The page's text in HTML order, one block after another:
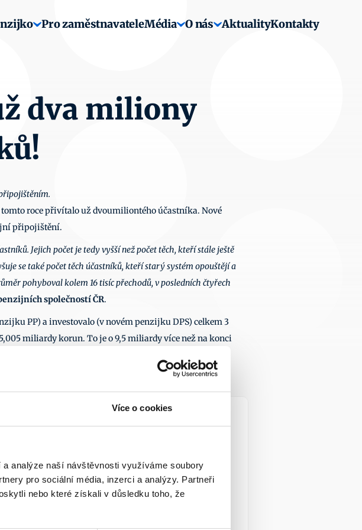
Více o cookies
analýze naší návštěvnosti využíváme soubory
pro sociální média, inzerci a analýzy. Partneři
nebo které získali v důsledku toho, že
Pro zaměstnavateleMédia O nás AktualityKontakty
dva miliony
roce přivítalo už dvoumiliontého účastníka. Nové
připojištění.
Jejich počet je tedy vyšší než počet těch, kteří stále ještě
se také počet těch účastníků, kteří starý systém opouštějí a
pohyboval kolem 16 tisíc přechodů, v posledních čtyřech
společností ČR.
PP) a investovalo (v novém penzijku DPS) celkem 3
miliardy korun. To je o 9,5 miliardy více než na konci
měsíčním příspěvkem 559 Kč. Informuje o tom
¶